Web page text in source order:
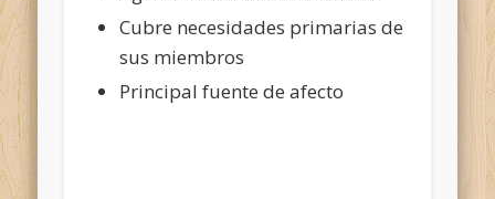
Cubre necesidades primarias de
sus miembros
Principal fuente de afecto